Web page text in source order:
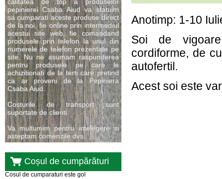
pepinierei Csaba Aiud va sfatuim
sa cumparati aceste produse direct
de la noi, fie online prin intermediul
acestui site web, fie comandand
produsele prin telefon la unul din
numerele de telefon prezentate pe
site. Nu ne asumam raspunderea
pentru produsele pe care le
achizitionati de la terti care pretind
ca ar proveni de la Pepiniera
Csaba Aiud.
Costurile de transport sunt
suportate de clienti.
Va multumim pentru intelegere si
asteptam comenzile dvs.
Coșul de cumpărături
Cosul de cumparaturi este gol
Anotimp: 1-10
Soi de
cordiforme, de
autofertil.
Acest soi este